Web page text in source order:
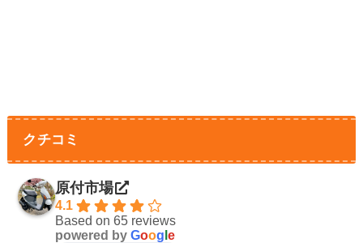
クチコミ
原付市場
4.1
Based on 65 reviews
powered by Goog e